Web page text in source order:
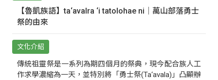
【魯凱族語】ta‘avalra ‘i tatolohae ni｜萬山部落勇士
祭的由來
文化介紹
傳統祖靈祭是一系列為期四個月的祭典，現今配合族人工
作求學濃縮為一天，並特別將「勇士祭(Ta‘avala)」凸顯辦